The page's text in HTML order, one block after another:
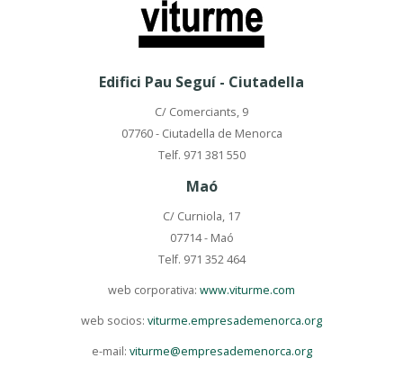
Edifici Pau Seguí - Ciutadella
C/ Comerciants, 9
07760 - Ciutadella de Menorca
Telf. 971 381 550
Maó
C/ Curniola, 17
07714 - Maó
Telf. 971 352 464
web corporativa: www.viturme.com
web socios: viturme.empresademenorca.org
e-mail: viturme@empresademenorca.org